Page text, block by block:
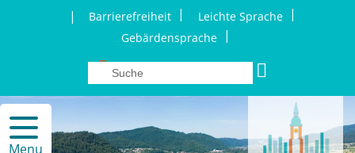
| Barrierefreiheit | Leichte Sprache |
Gebärdensprache |
Menu